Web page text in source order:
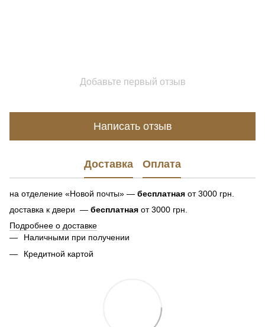
Добавьте первый отзыв
Написать отзыв
Доставка Оплата
на отделение «Новой почты» — бесплатная от 3000 грн.
доставка к двери — бесплатная от 3000 грн.
Подробнее о доставке
Наличными при получении
Кредитной картой